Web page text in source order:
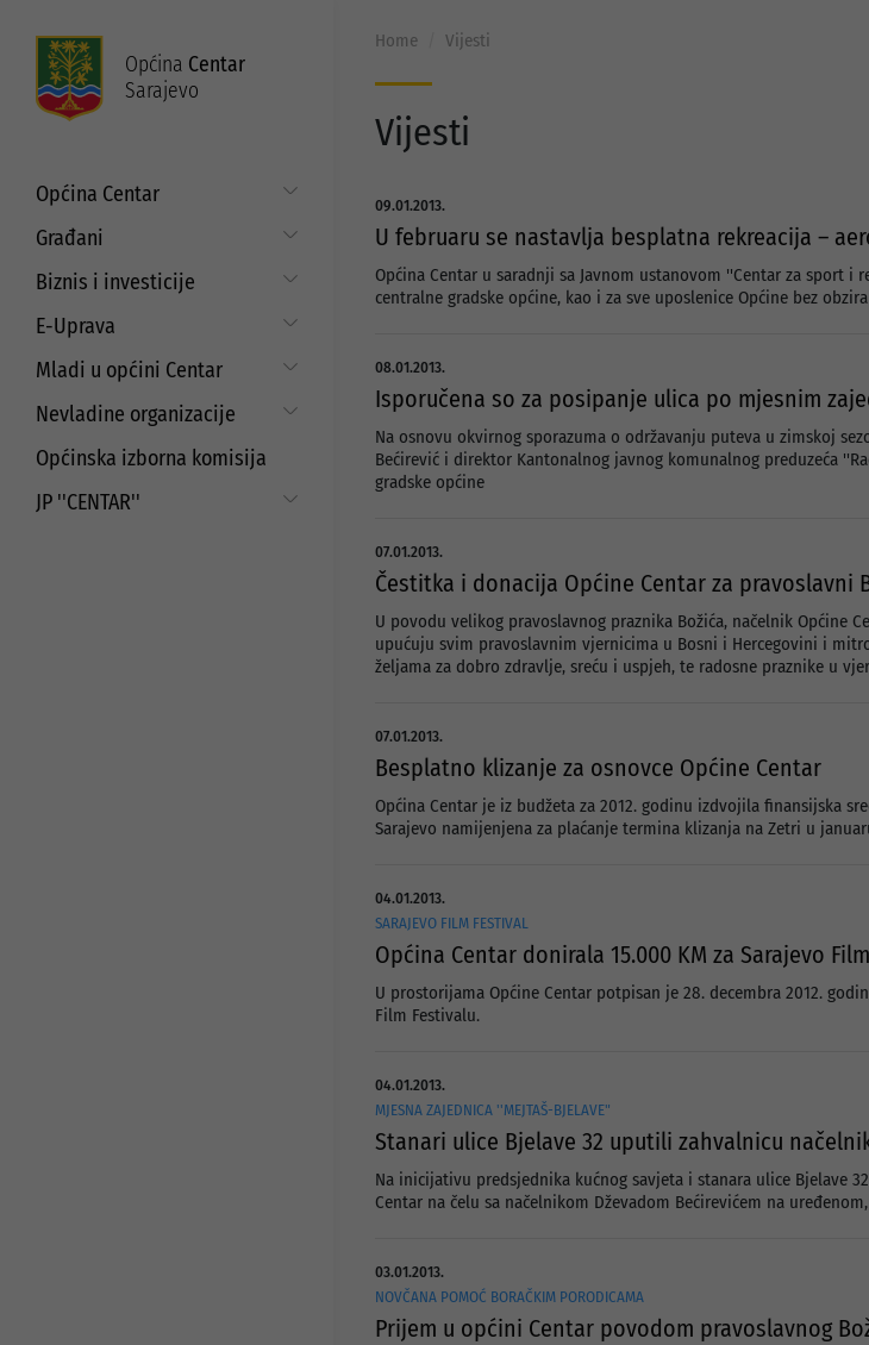
Općina Centar
Sarajevo
Općina Centar
Općinski načelnik
Zakoni i propisi
ISO standardi
Budžet
Građani
Put do prava
Mjesne zajednice
Servisne informacije
Najam i korištenje općinskih
Biznis i investicije
Digitalizacija poslovanja
unaprjeđenje poduzetništva
Refundacija troškova certificiranja
Aktuelni projekti
Strateški dokumenti
E-Uprava
Moj Centar
Mladi u općini Centar
Strategija prema mladima
Javni poziv za dodjelu sredstava za
aktivizam mladih
Nevladine organizacije
Saradnja sa nevladinim
organizacijama
Javni pozivi i konkursi
Općinska izborna komisija
JP ''CENTAR''
Home Vijesti
Vijesti
09.01.2013.
U februaru se nastavlja besplatna rekreacija –
Općina Centar u saradnji sa Javnom ustanovom ''Centar za sport
centralne gradske općine, kao i za sve uposlenice Općine bez
08.01.2013.
Isporučena so za posipanje ulica po mjesnim
Na osnovu okvirnog sporazuma o održavanju puteva u zimskoj
Bećirević i direktor Kantonalnog javnog komunalnog preduzeća
gradske općine
07.01.2013.
Čestitka i donacija Općine Centar za pravoslavni
U povodu velikog pravoslavnog praznika Božića, načelnik Općine
upućuju svim pravoslavnim vjernicima u Bosni i Hercegovini i
željama za dobro zdravlje, sreću i uspjeh, te radosne praznike u
07.01.2013.
Besplatno klizanje za osnovce Općine Centar
Općina Centar je iz budžeta za 2012. godinu izdvojila finansijska
Sarajevo namijenjena za plaćanje termina klizanja na Zetri u
04.01.2013.
SARAJEVO FILM FESTIVAL
Općina Centar donirala 15.000 KM za Sarajevo
U prostorijama Općine Centar potpisan je 28. decembra 2012.
Film Festivalu.
04.01.2013.
MJESNA ZAJEDNICA ''MEJTAŠ-BJELAVE"
Stanari ulice Bjelave 32 uputili zahvalnicu
Na inicijativu predsjednika kućnog savjeta i stanara ulice Bjelave
Centar na čelu sa načelnikom Dževadom Bećirevićem na
03.01.2013.
NOVČANA POMOĆ BORAČKIM PORODICAMA
Prijem u općini Centar povodom pravoslavnog